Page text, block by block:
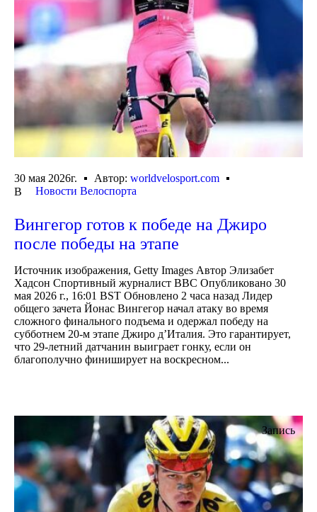
30 мая 2026г. Автор: worldvelosport.com
В
Новости Велоспорта
Вингегор готов к победе на Джиро
после победы на этапе
Источник изображения, Getty Images Автор Элизабет
Хадсон Спортивный журналист BBC Опубликовано 30
мая 2026 г., 16:01 BST Обновлено 2 часа назад Лидер
общего зачета Йонас Вингегор начал атаку во время
сложного финального подъема и одержал победу на
субботнем 20-м этапе Джиро д’Италия. Это гарантирует,
что 29-летний датчанин выиграет гонку, если он
благополучно финиширует на воскресном...
Запись